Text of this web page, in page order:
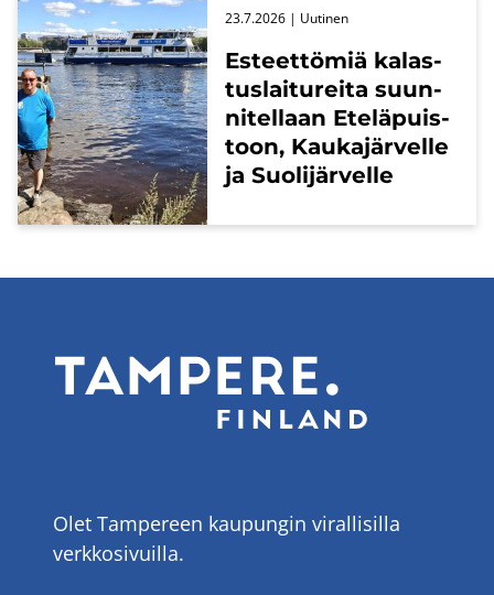
Es­teet­tö­miä ka­las­
tus­lai­tu­rei­ta suun­
ni­tel­laan Ete­lä­puis­
toon, Kau­ka­jär­vel­le
ja Suo­li­jär­vel­le
23.7.2026 | Uu­ti­nen
Olet Tampereen kaupungin virallisilla
verkkosivuilla.